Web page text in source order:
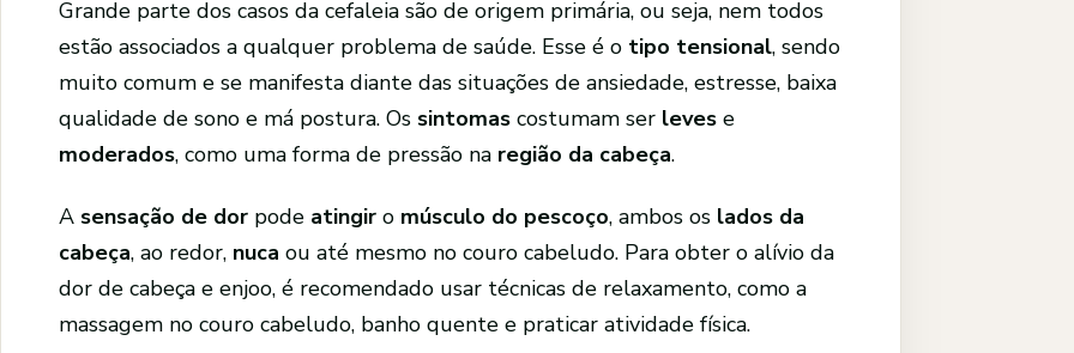
Grande parte dos casos da cefaleia são de origem primária, ou seja, nem todos
estão associados a qualquer problema de saúde. Esse é o tipo tensional, sendo
muito comum e se manifesta diante das situações de ansiedade, estresse, baixa
qualidade de sono e má postura. Os sintomas costumam ser leves e
moderados, como uma forma de pressão na região da cabeça.
A sensação de dor pode atingir o músculo do pescoço, ambos os lados da
cabeça, ao redor, nuca ou até mesmo no couro cabeludo. Para obter o alívio da
dor de cabeça e enjoo, é recomendado usar técnicas de relaxamento, como a
massagem no couro cabeludo, banho quente e praticar atividade física.